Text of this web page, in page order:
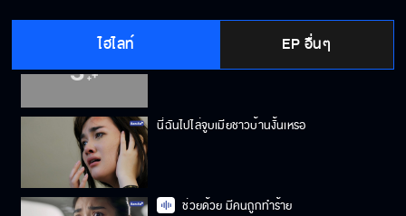
ไฮไลท์ EP อื่นๆ
นี่ฉันไปไล่จูบเมียชาวบ้านงั้นเหรอ
ช่วยด้วย มีคนถูกทำร้าย